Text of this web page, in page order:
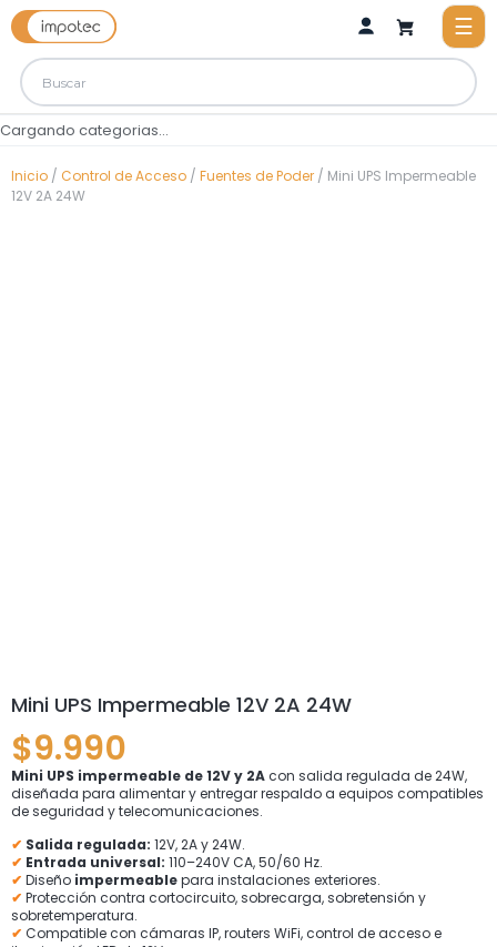
Cargando categorias...
Inicio / Control de Acceso / Fuentes de Poder / Mini UPS Impermeable
12V 2A 24W
Mini UPS Impermeable 12V 2A 24W
$9.990
Mini UPS impermeable de 12V y 2Acon salida regulada de 24W,
diseñada para alimentar y entregar respaldo a equipos compatibles
de seguridad y telecomunicaciones.
✔ Salida regulada: 12V, 2A y 24W.
✔ Entrada universal: 110–240V CA, 50/60 Hz.
✔ Diseño impermeablepara instalaciones exteriores.
✔ Protección contra cortocircuito, sobrecarga, sobretensión y
sobretemperatura.
✔ Compatible con cámaras IP, routers WiFi, control de acceso e